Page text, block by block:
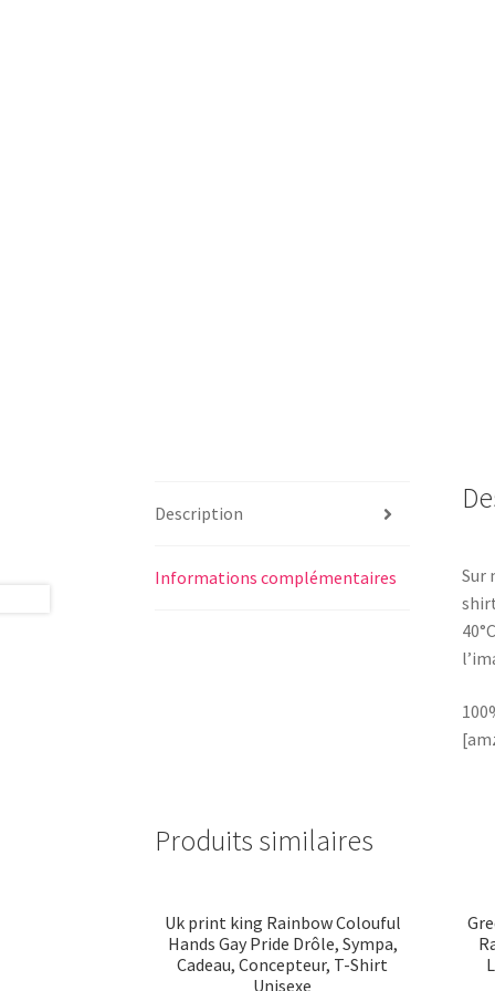
Description
Informations complémentaires
Sur
Produits similaires
Uk print king Rainbow Colouful
Hands Gay Pride Drôle, Sympa,
Cadeau, Concepteur, T-Shirt
Unisexe